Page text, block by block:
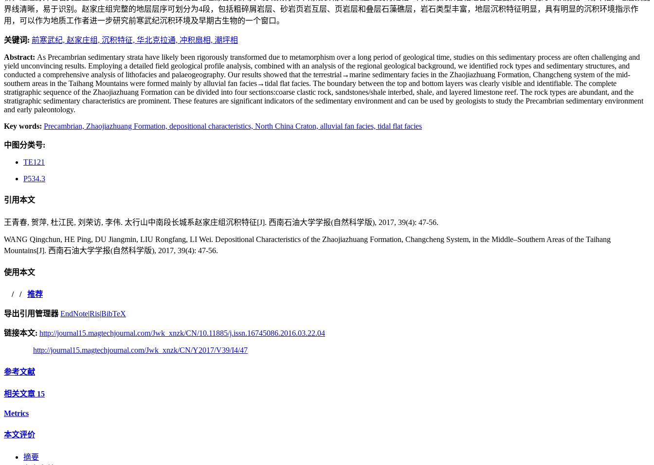
界线清晰，易于识别。赵家庄组完整的地层层序可划分为4段，包括粗碎屑岩层、砂岩页岩互层、页岩层和叠层石藻礁层，岩石类型丰富，地层沉积特征明显，具有明显的沉积环境指示作
用，可以作为地质工作者进一步研究前寒武纪沉积环境及早期古生物的一个窗口。
关键词: 前寒武纪, 赵家庄组, 沉积特征, 华北克拉通, 冲积扇相, 潮坪相
Abstract: As Precambrian sedimentary strata have likely been rigorously transformed due to metamorphism over a long period of geological time, studies on this sedimentary process are often challenging and
yield unconvincing results. Employing a detailed field geological profile analysis, combined with an analysis of the regional geological background, we identified rock types and sedimentary structures, and
conducted a comprehensive analysis of lithofacies and palaeogeography. Our results showed that the terrestrial→marine sedimentary facies in the Zhaojiazhuang Formation, Changcheng system of the mid-
southern areas in the Taihang Mountains were formed mainly by alluvial fan facies→tidal flat facies. The boundary between the top and bottom layers was clearly visible and identifiable. The complete
stratigraphic sequence of the Zhaojiazhuang Formation can be divided into four sections:coarse clastic rock, sandstones/shale interbed, shale, and layered limestone reef. The rock types are abundant, and the
stratigraphic sedimentary characteristics are prominent. These features are significant indicators of the sedimentary environment and can be used by geologists to study the Precambrian sedimentary environment
and early paleontology.
Key words: Precambrian, Zhaojiazhuang Formation, depositional characteristics, North China Craton, alluvial fan facies, tidal flat facies
中图分类号:
TE121
P534.3
引用本文
王青春, 贺萍, 杜江民, 刘荣访, 李伟. 太行山中南段长城系赵家庄组沉积特征[J]. 西南石油大学学报(自然科学版), 2017, 39(4): 47-56.
WANG Qingchun, HE Ping, DU Jiangmin, LIU Rongfang, LI Wei. Depositional Characteristics of the Zhaojiazhuang Formation, Changcheng System, in the Middle–Southern Areas of the Taihang
Mountains[J]. 西南石油大学学报(自然科学版), 2017, 39(4): 47-56.
使用本文
/ / 推荐
导出引用管理器 EndNote|Ris|BibTeX
链接本文: http://journal15.magtechjournal.com/Jwk_xnzk/CN/10.11885/j.issn.16745086.2016.03.22.04
http://journal15.magtechjournal.com/Jwk_xnzk/CN/Y2017/V39/I4/47
参考文献
相关文章 15
Metrics
本文评价
摘要